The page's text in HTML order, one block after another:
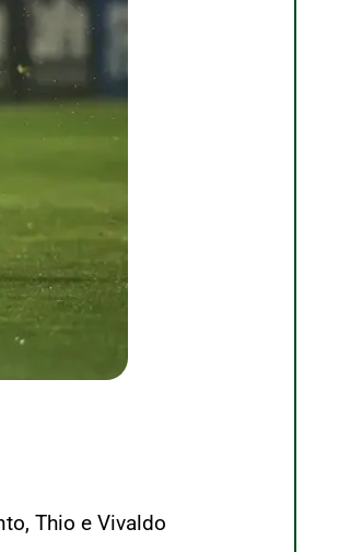
Thio e Vivaldo